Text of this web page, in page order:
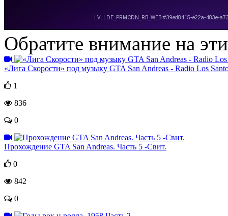
Обратите внимание на
«Лига Скорости» под музыку GTA San Andreas - Radio Los
1
836
0
Прохождение GTA San Andreas. Часть 5 -Свит.
0
842
0